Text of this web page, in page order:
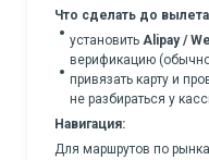
Что сделать до
установить Alipay /
верификацию
привязать карту и
не разбираться у
Навигация:
Для маршрутов по